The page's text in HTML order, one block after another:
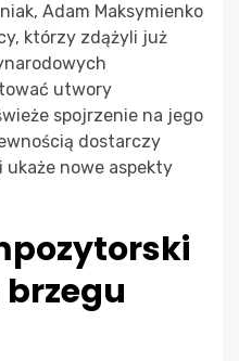
Adam Maksymienko
którzy zdążyli już
utwory
spojrzenie na jego
dostarczy
nowe aspekty